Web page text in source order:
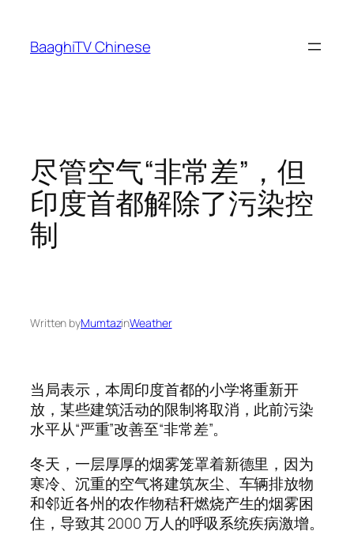
content
BaaghiTV Chinese
尽管空气“非常差”，但
印度首都解除了污染控
制
Written byMumtazinWeather
当局表示，本周印度首都的小学将重新开
放，某些建筑活动的限制将取消，此前污染
水平从“严重”改善至“非常差”。
冬天，一层厚厚的烟雾笼罩着新德里，因为
寒冷、沉重的空气将建筑灰尘、车辆排放物
和邻近各州的农作物秸秆燃烧产生的烟雾困
住，导致其 2000 万人的呼吸系统疾病激增。